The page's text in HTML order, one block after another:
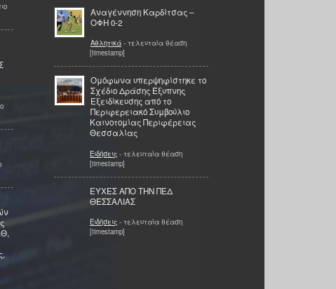
Αναγέννηση Καρδίτσας –
ΟΦΗ 0-2
Αθλητικά - τελευταία θέαση
[timestamp]
Ομόφωνα υπερψηφίστηκε το
Σχέδιο Δράσης Έξυπνης
Εξειδίκευσης από το
Περιφερειακό Συμβούλιο
Καινοτομίας Περιφέρειας
Θεσσαλίας
Ειδήσεις - τελευταία θέαση
[timestamp]
ΕΥΧΕΣ ΑΠΟ ΤΗΝ ΠΕΔ
ΘΕΣΣΑΛΙΑΣ
Ειδήσεις - τελευταία θέαση
[timestamp]